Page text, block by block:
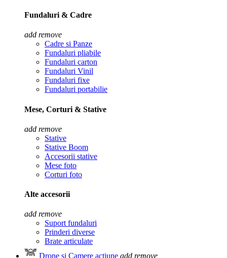
Fundaluri & Cadre
add remove
Cadre si Panze
Fundaluri pliabile
Fundaluri carton
Fundaluri Vinil
Fundaluri fixe
Fundaluri portabilie
Mese, Corturi & Stative
add remove
Stative
Stative Boom
Accesorii stative
Mese foto
Corturi foto
Alte accesorii
add remove
Suport fundaluri
Prinderi diverse
Brate articulate
Drone si Camere actiune add remove